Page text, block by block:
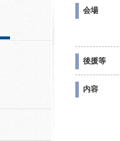
会場
後援等
内容